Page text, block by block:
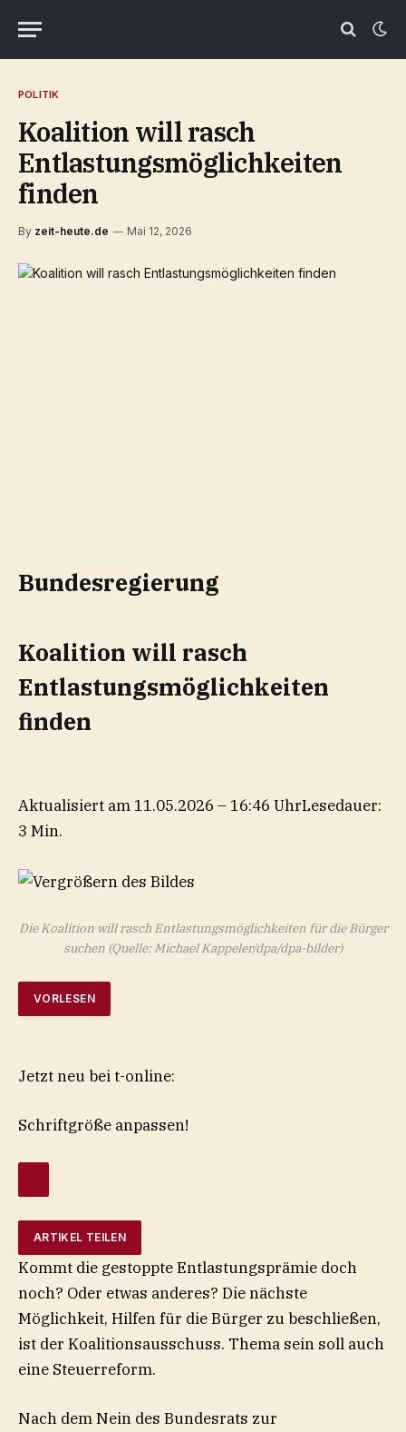
POLITIK
Koalition will rasch
Entlastungsmöglichkeiten
finden
By zeit-heute.de Mai 12, 2026
Bundesregierung
Koalition will rasch
Entlastungsmöglichkeiten
finden
Aktualisiert am 11.05.2026 – 16:46 UhrLesedauer:
3 Min.
Die Koalition will rasch Entlastungsmöglichkeiten für die Bürger
suchen (Quelle: Michael Kappeler/dpa/dpa-bilder)
VORLESEN
Jetzt neu bei t-online:
Schriftgröße anpassen!
ARTIKEL TEILEN
Kommt die gestoppte Entlastungsprämie doch
noch? Oder etwas anderes? Die nächste
Möglichkeit, Hilfen für die Bürger zu beschließen,
ist der Koalitionsausschuss. Thema sein soll auch
eine Steuerreform.
Nach dem Nein des Bundesrats zur